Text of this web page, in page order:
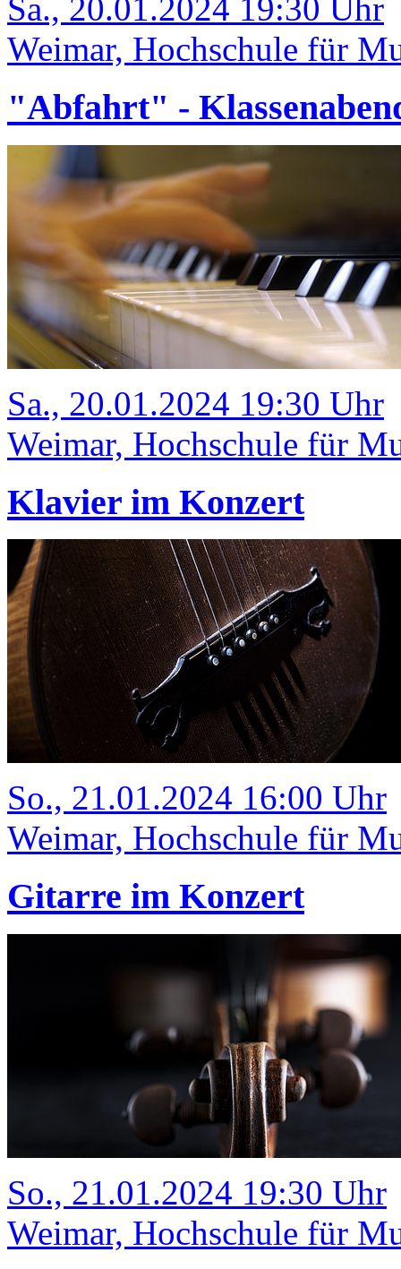
Sa., 20.01.2024 19:30 Uhr
Weimar, Hochschule für
"Abfahrt" -
Sa., 20.01.2024 19:30 Uhr
Weimar, Hochschule für
Klavier im Konzert
So., 21.01.2024 16:00 Uhr
Weimar, Hochschule für
Gitarre im Konzert
So., 21.01.2024 19:30 Uhr
Weimar, Hochschule für